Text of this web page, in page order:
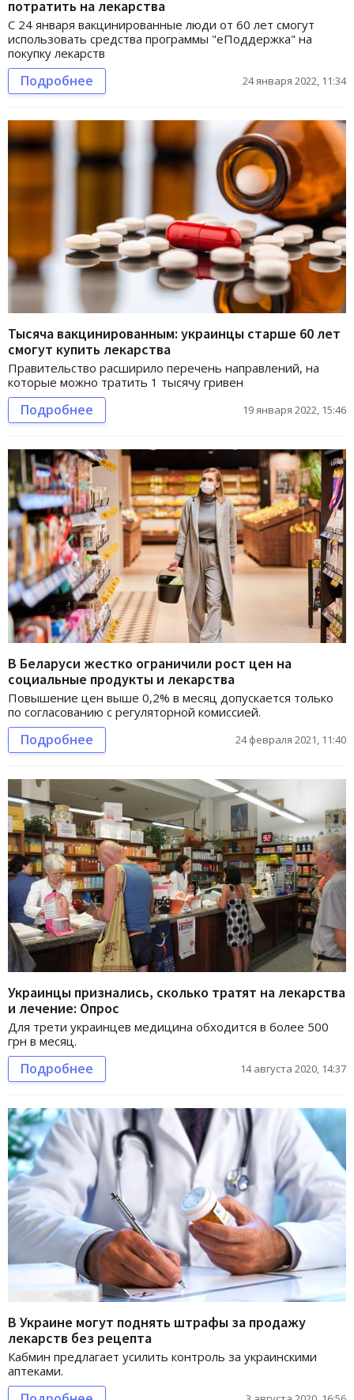
потратить на лекарства
С 24 января вакцинированные люди от 60 лет смогут
использовать средства программы "еПоддержка" на
покупку лекарств
Подробнее 24 января 2022, 11:34
Тысяча вакцинированным: украинцы старше 60 лет
смогут купить лекарства
Правительство расширило перечень направлений, на
которые можно тратить 1 тысячу гривен
Подробнее 19 января 2022, 15:46
В Беларуси жестко ограничили рост цен на
социальные продукты и лекарства
Повышение цен выше 0,2% в месяц допускается только
по согласованию с регуляторной комиссией.
Подробнее 24 февраля 2021, 11:40
Украинцы признались, сколько тратят на лекарства
и лечение: Опрос
Для трети украинцев медицина обходится в более 500
грн в месяц.
Подробнее 14 августа 2020, 14:37
В Украине могут поднять штрафы за продажу
лекарств без рецепта
Кабмин предлагает усилить контроль за украинскими
аптеками.